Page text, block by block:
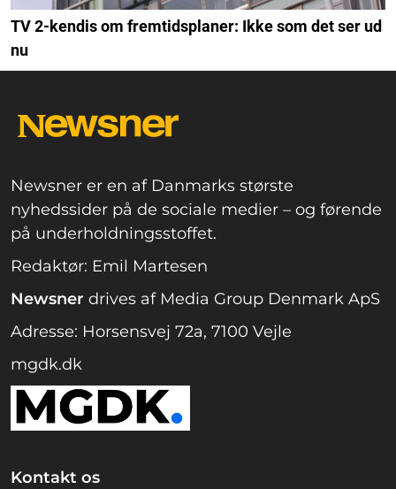
TV 2-kendis om fremtidsplaner: Ikke som det ser ud
nu
Newsner er en af Danmarks største
nyhedssider på de sociale medier – og førende
på underholdningsstoffet.
Redaktør: Emil Martesen
Newsner drives af Media Group Denmark ApS
Adresse: Horsensvej 72a, 7100 Vejle
mgdk.dk
Kontakt os